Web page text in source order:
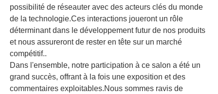
possibilité de réseauter avec des acteurs clés du monde
de la technologie.Ces interactions joueront un rôle
déterminant dans le développement futur de nos produits
et nous assureront de rester en tête sur un marché
compétitif..
Dans l'ensemble, notre participation à ce salon a été un
grand succès, offrant à la fois une exposition et des
commentaires exploitables.Nous sommes ravis de